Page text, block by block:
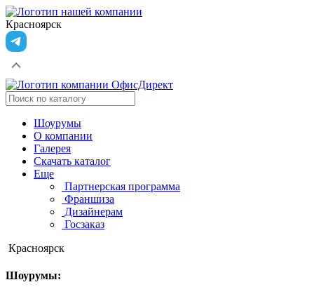
Красноярск
Шоурумы
О компании
Галерея
Скачать каталог
Еще
Партнерская программа
Франшиза
Дизайнерам
Госзаказ
Красноярск
Шоурумы: